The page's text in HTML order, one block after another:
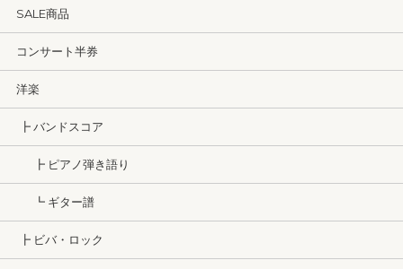
SALE商品
コンサート半券
洋楽
┣ バンドスコア
┣ ピアノ弾き語り
┗ ギター譜
┣ ビバ・ロック